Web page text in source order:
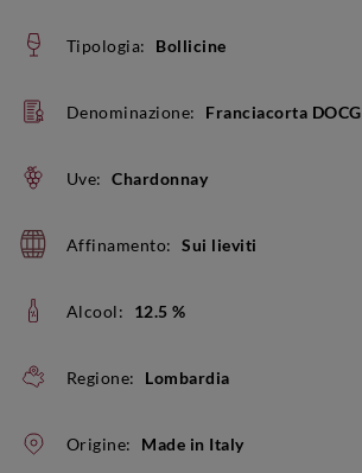
Tipologia: Bollicine
Denominazione: Franciacorta DOCG
Uve: Chardonnay
Affinamento: Sui lieviti
Alcool: 12.5 %
Regione: Lombardia
Origine: Made in Italy